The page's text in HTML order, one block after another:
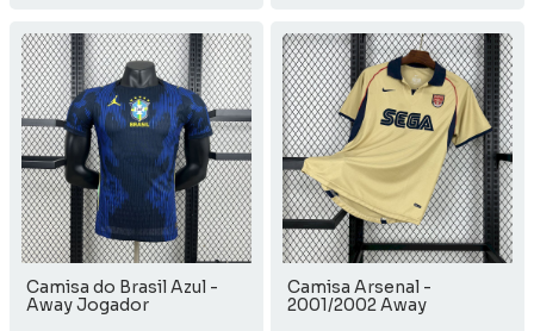
Camisa do Brasil Azul -
Away Jogador
Camisa Arsenal -
2001/2002 Away